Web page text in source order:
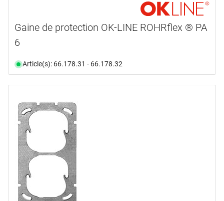
Gaine de protection OK-LINE ROHRflex ® PA
6
Article(s): 66.178.31 - 66.178.32